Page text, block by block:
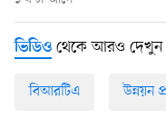
ভিডিও থেকে আরও দেখুন
বিআরটিএ উন্নয়ন